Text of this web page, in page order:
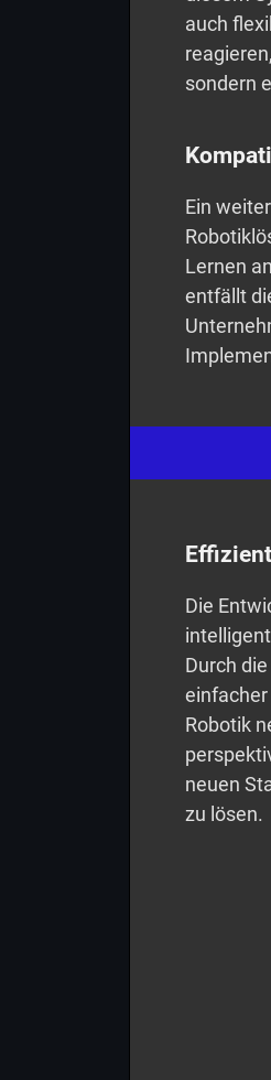
auch
sondern
Ein
Lernen
entfällt
Die
Durch
Robotik
neuen
zu lösen.